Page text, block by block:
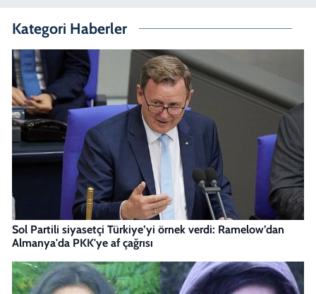
Kategori Haberler
Sol Partili siyasetçi Türkiye’yi örnek verdi: Ramelow’dan
Almanya'da PKK'ye af çağrısı